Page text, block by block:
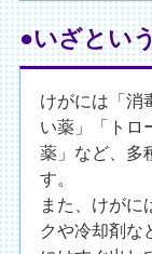
●いざとい
けがには「消
い薬」「トロ
薬」など、多
す。
また、けがに
クや冷却剤な